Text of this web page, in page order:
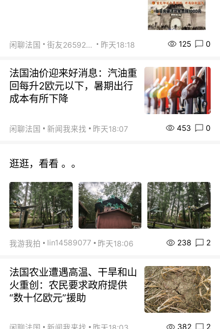
闲聊法国 街友26592800 昨天18:18 125 0
法国油价迎来好消息：汽油重
回每升2欧元以下，暑期出行
成本有所下降
闲聊法国 新闻我来找 昨天18:07 453 0
逛逛，看看 。。
我游我拍 lin14589077 昨天18:06 238 2
法国农业遭遇高温、干旱和山
火重创：农民要求政府提供
“数十亿欧元”援助
382 2